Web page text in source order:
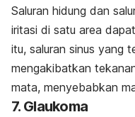
Saluran hidung dan
iritasi di satu area
itu, saluran sinus yang
mengakibatkan
mata, menyebabkan
7. Glaukoma